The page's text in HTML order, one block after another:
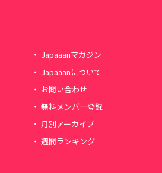
Japaaanマガジン
Japaaanについて
お問い合わせ
無料メンバー登録
月別アーカイブ
週間ランキング